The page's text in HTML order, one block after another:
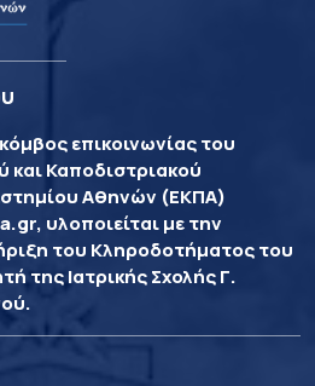
επικοινωνίας του
και Καποδιστριακού
Αθηνών (ΕΚΠΑ)
υλοποιείται με την
του Κληροδοτήματος του
της Ιατρικής Σχολής Γ.